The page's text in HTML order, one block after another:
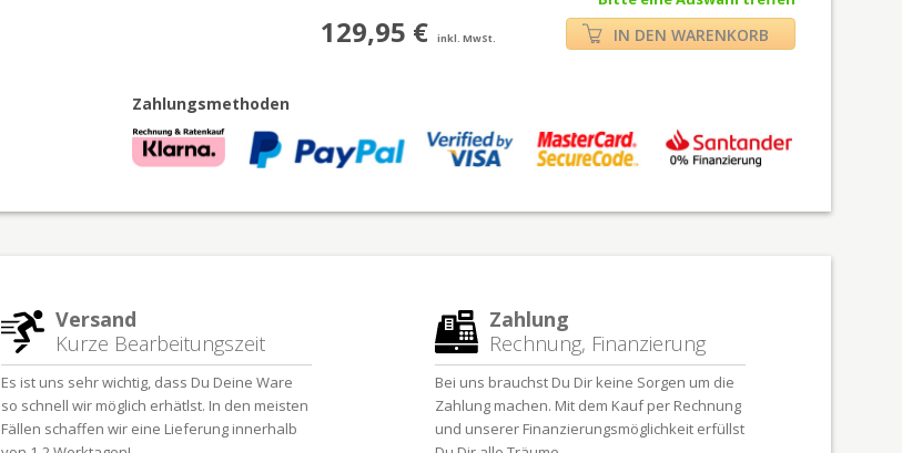
129,95 € inkl. MwSt. IN DEN WARENKORB
Zahlungsmethoden
Versand
Kurze Bearbeitungszeit
Es ist uns sehr wichtig, dass Du Deine Ware
so schnell wir möglich erhätlst. In den meisten
Fällen schaffen wir eine Lieferung innerhalb
Zahlung
Rechnung, Finanzierung
Bei uns brauchst Du Dir keine Sorgen um die
Zahlung machen. Mit dem Kauf per Rechnung
und unserer Finanzierungsmöglichkeit erfüllst